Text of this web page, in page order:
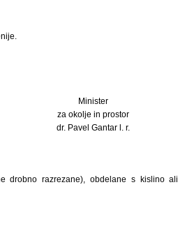
Minister
za okolje in prostor
dr. Pavel Gantar l. r.
drobno razrezane), obdelane s kislino ali